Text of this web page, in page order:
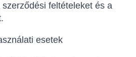
feltételeket és a
esetek